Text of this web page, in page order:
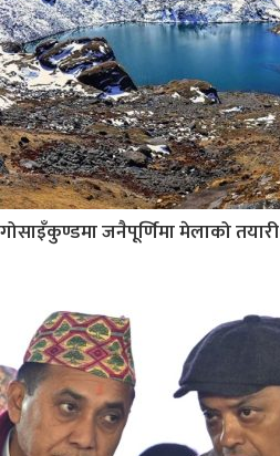
गोसाइँकुण्डमा जनैपूर्णिमा मेलाको तयारी